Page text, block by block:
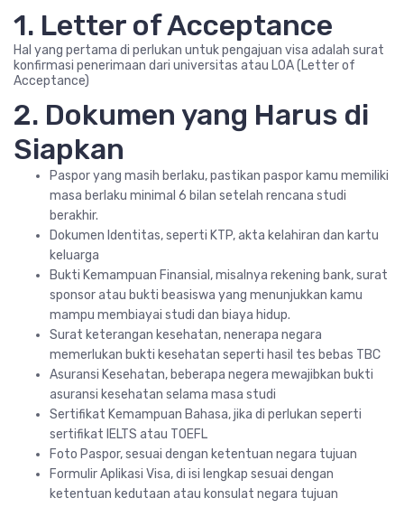
1. Letter of Acceptance
Hal yang pertama di perlukan untuk pengajuan visa adalah surat
konfirmasi penerimaan dari universitas atau LOA (Letter of
Acceptance)
2. Dokumen yang Harus di
Siapkan
Paspor yang masih berlaku, pastikan paspor kamu memiliki
masa berlaku minimal 6 bilan setelah rencana studi
berakhir.
Dokumen Identitas, seperti KTP, akta kelahiran dan kartu
keluarga
Bukti Kemampuan Finansial, misalnya rekening bank, surat
sponsor atau bukti beasiswa yang menunjukkan kamu
mampu membiayai studi dan biaya hidup.
Surat keterangan kesehatan, nenerapa negara
memerlukan bukti kesehatan seperti hasil tes bebas TBC
Asuransi Kesehatan, beberapa negera mewajibkan bukti
asuransi kesehatan selama masa studi
Sertifikat Kemampuan Bahasa, jika di perlukan seperti
sertifikat IELTS atau TOEFL
Foto Paspor, sesuai dengan ketentuan negara tujuan
Formulir Aplikasi Visa, di isi lengkap sesuai dengan
ketentuan kedutaan atau konsulat negara tujuan